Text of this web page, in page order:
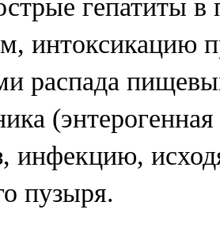
гепатиты
интоксикацию
распада
инфекцию,
пузыря.